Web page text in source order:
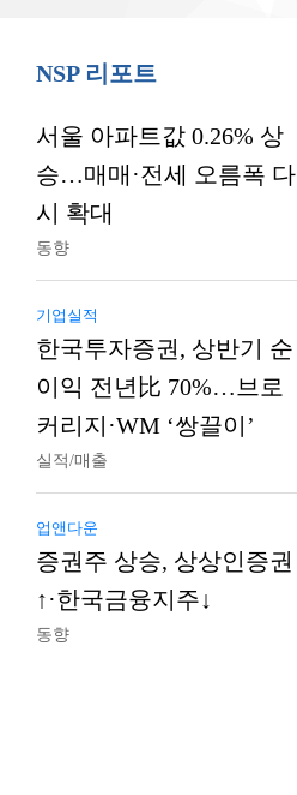
NSP 리포트
서울 아파트값 0.26% 상
승…매매·전세 오름폭 다
시 확대
동향
기업실적
한국투자증권, 상반기 순
이익 전년比 70%…브로
커리지·WM ‘쌍끌이’
실적/매출
업앤다운
증권주 상승, 상상인증권
↑·한국금융지주↓
동향